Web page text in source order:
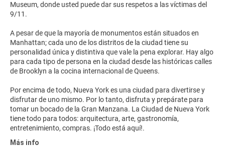
Museum, donde usted puede dar sus respetos a las víctimas del
9/11.
A pesar de que la mayoría de monumentos están situados en
Manhattan; cada uno de los distritos de la ciudad tiene su
personalidad única y distintiva que vale la pena explorar. Hay algo
para cada tipo de persona en la ciudad desde las históricas calles
de Brooklyn a la cocina internacional de Queens.
Por encima de todo, Nueva York es una ciudad para divertirse y
disfrutar de uno mismo. Por lo tanto, disfruta y prepárate para
tomar un bocado de la Gran Manzana. La Ciudad de Nueva York
tiene todo para todos: arquitectura, arte, gastronomía,
Más info